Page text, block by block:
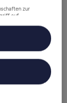
zur
auf
von Inhalten,
von